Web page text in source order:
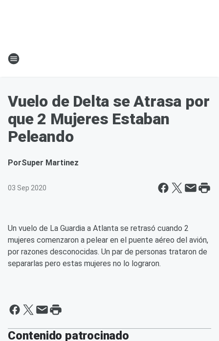
Vuelo de Delta se Atrasa por
que 2 Mujeres Estaban
Peleando
PorSuper Martinez
03 Sep 2020
Un vuelo de La Guardia a Atlanta se retrasó cuando 2
mujeres comenzaron a pelear en el puente aéreo del avión,
por razones desconocidas. Un par de personas trataron de
separarlas pero estas mujeres no lo lograron.
Contenido patrocinado